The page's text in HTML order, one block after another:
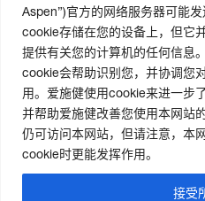
Aspen”)官方的网络服务器可能
cookie存储在您的设备上，但它
提供有关您的计算机的任何信息
cookie会帮助识别您，并协调您
用。爱施健使用cookie来进一步
并帮助爱施健改善您使用本网站
仍可访问本网站，但请注意，本
cookie时更能发挥作用。
接受
媒体中心
爱施健集团资讯
爱施健中国资讯
联系我们 |官网免责声明
粤ICP备